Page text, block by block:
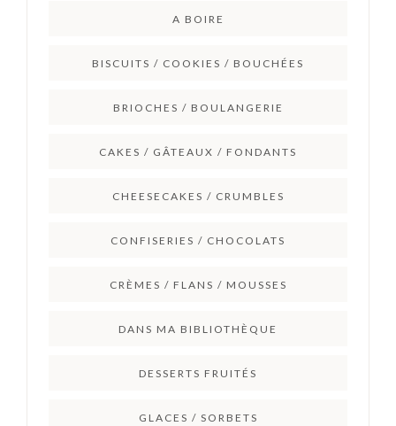
A BOIRE
BISCUITS / COOKIES / BOUCHÉES
BRIOCHES / BOULANGERIE
CAKES / GÂTEAUX / FONDANTS
CHEESECAKES / CRUMBLES
CONFISERIES / CHOCOLATS
CRÈMES / FLANS / MOUSSES
DANS MA BIBLIOTHÈQUE
DESSERTS FRUITÉS
GLACES / SORBETS